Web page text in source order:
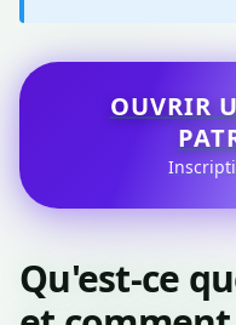
OUVRIR
Qu'est-ce